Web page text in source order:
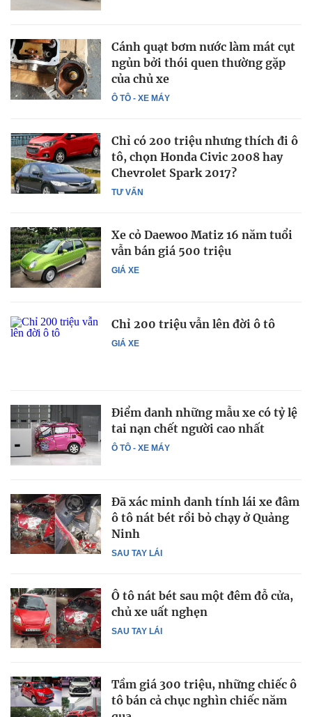
Ô TÔ - XE MÁY
Cánh quạt bơm nước làm mát cụt
ngủn bởi thói quen thường gặp
của chủ xe
TƯ VẤN
Chỉ có 200 triệu nhưng thích đi ô
tô, chọn Honda Civic 2008 hay
Chevrolet Spark 2017?
GIÁ XE
Xe cỏ Daewoo Matiz 16 năm tuổi
vẫn bán giá 500 triệu
GIÁ XE
Chỉ 200 triệu vẫn lên đời ô tô
Ô TÔ - XE MÁY
Điểm danh những mẫu xe có tỷ lệ
tai nạn chết người cao nhất
SAU TAY LÁI
Đã xác minh danh tính lái xe đâm
ô tô nát bét rồi bỏ chạy ở Quảng
Ninh
SAU TAY LÁI
Ô tô nát bét sau một đêm đỗ cửa,
chủ xe uất nghẹn
Tầm giá 300 triệu, những chiếc ô
tô bán cả chục nghìn chiếc năm